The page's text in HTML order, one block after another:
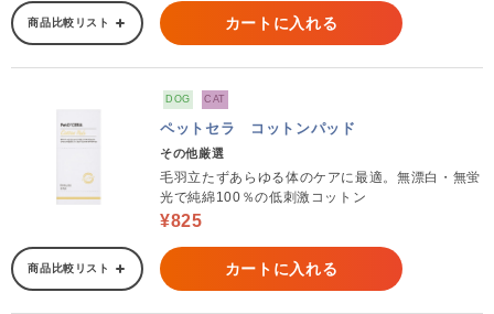
商品比較リスト カートに入れる
DOG CAT
ペットセラ コットンパッド
その他厳選
毛羽立たずあらゆる体のケアに最適。無漂白・無蛍
光で純綿100％の低刺激コットン
¥825
商品比較リスト カートに入れる